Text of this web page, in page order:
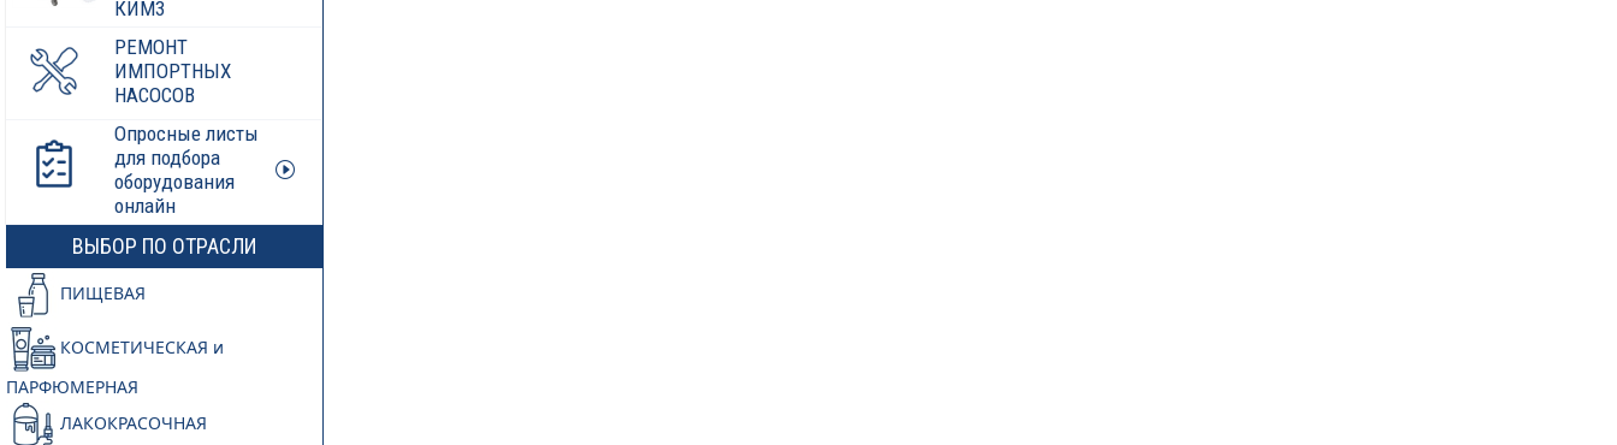
КИМ3
РЕМОНТ
ИМПОРТНЫХ
НАСОСОВ
Опросные листы
для подбора
оборудования
онлайн
ВЫБОР ПО ОТРАСЛИ
ПИЩЕВАЯ
КОСМЕТИЧЕСКАЯ и
ПАРФЮМЕРНАЯ
ЛАКОКРАСОЧНАЯ